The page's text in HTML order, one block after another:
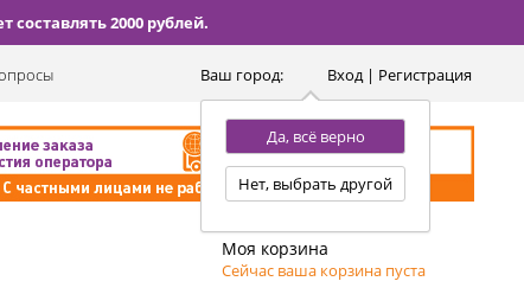
2000 рублей.
Ваш город:
Да, всё верно
Нет, выбрать другой
Вход | Регистрация
Моя корзина
Сейчас ваша корзина пуста